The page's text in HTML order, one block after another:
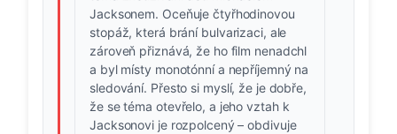
Jacksonem. Oceňuje čtyřhodinovou
stopáž, která brání bulvarizaci, ale
zároveň přiznává, že ho film nenadchl
a byl místy monotónní a nepříjemný na
sledování. Přesto si myslí, že je dobře,
že se téma otevřelo, a jeho vztah k
Jacksonovi je rozpolcený – obdivuje